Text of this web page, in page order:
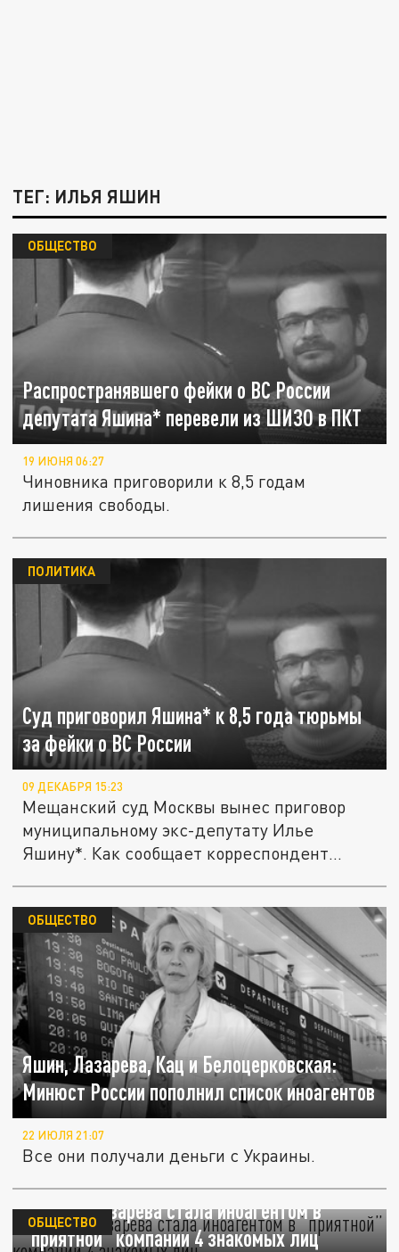
ТЕГ: ИЛЬЯ ЯШИН
Распространявшего фейки о ВС России
депутата Яшина* перевели из ШИЗО в ПКТ
ОБЩЕСТВО
19 ИЮНЯ 06:27
Чиновника приговорили к 8,5 годам
лишения свободы.
Суд приговорил Яшина* к 8,5 года тюрьмы
за фейки о ВС России
ПОЛИТИКА
09 ДЕКАБРЯ 15:23
Мещанский суд Москвы вынес приговор
муниципальному экс-депутату Илье
Яшину*. Как сообщает корреспондент
Яшин, Лазарева, Кац и Белоцерковская:
Минюст России пополнил список иноагентов
ОБЩЕСТВО
22 ИЮЛЯ 21:07
Все они получали деньги с Украины.
Татьяна Лазарева стала иноагентом в
“приятной” компании 4 знакомых лиц
ОБЩЕСТВО